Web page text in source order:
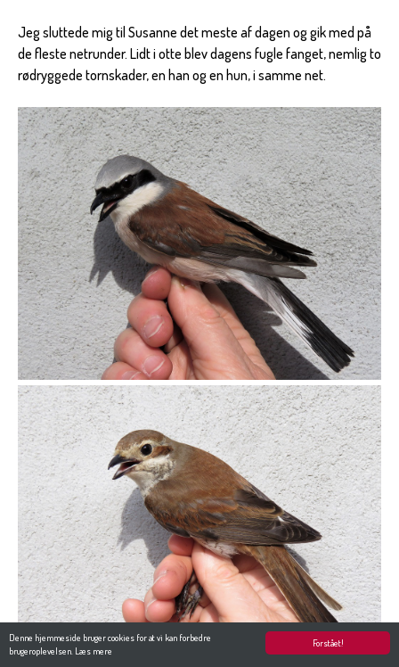
Forstået!
Denne hjemmeside bruger cookies for at vi kan forbedre
brugeroplevelsen. Læs mere
Jeg sluttede mig til Susanne det meste af dagen og gik med på
de fleste netrunder. Lidt i otte blev dagens fugle fanget, nemlig to
rødryggede tornskader, en han og en hun, i samme net.